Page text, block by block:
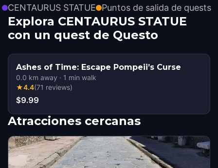
CENTAURUS STATUE Puntos de salida de quests
Explora CENTAURUS STATUE
con un quest de Questo
Ashes of Time: Escape Pompeii’s Curse
0.0 km away · 1 min walk
★4.4(71 reviews)
$9.99
Atracciones cercanas